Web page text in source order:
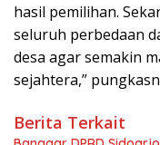
hasil pemilihan.
seluruh perbedaan
desa agar semakin
sejahtera,”
Berita Terkait